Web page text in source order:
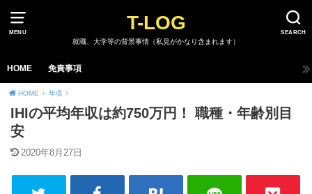
MENU SEARCH
T-LOG
就職、大学等の背景事情（私見がかなり含まれます）
HOME 免責事項
HOME 年収
IHIの平均年収は約750万円！ 職種・年齢別目
安
2020年8月27日